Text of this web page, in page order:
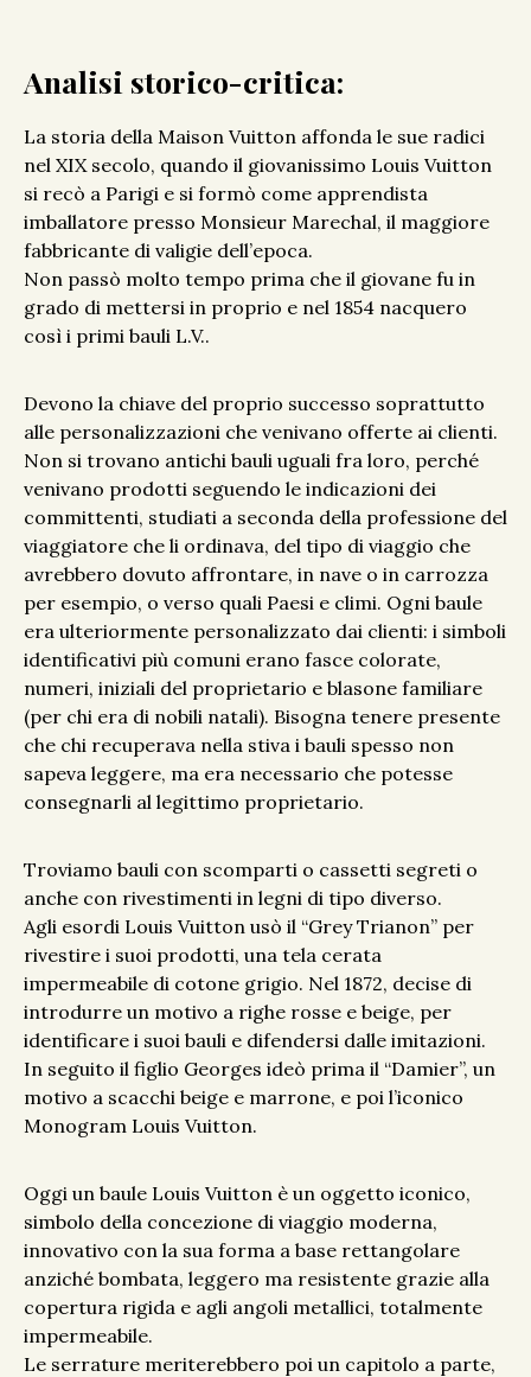
Analisi storico-critica:
La storia della Maison Vuitton affonda le sue radici
nel XIX secolo, quando il giovanissimo Louis Vuitton
si recò a Parigi e si formò come apprendista
imballatore presso Monsieur Marechal, il maggiore
fabbricante di valigie dell’epoca.
Non passò molto tempo prima che il giovane fu in
grado di mettersi in proprio e nel 1854 nacquero
così i primi bauli L.V..
Devono la chiave del proprio successo soprattutto
alle personalizzazioni che venivano offerte ai clienti.
Non si trovano antichi bauli uguali fra loro, perché
venivano prodotti seguendo le indicazioni dei
committenti, studiati a seconda della professione del
viaggiatore che li ordinava, del tipo di viaggio che
avrebbero dovuto affrontare, in nave o in carrozza
per esempio, o verso quali Paesi e climi. Ogni baule
era ulteriormente personalizzato dai clienti: i simboli
identificativi più comuni erano fasce colorate,
numeri, iniziali del proprietario e blasone familiare
(per chi era di nobili natali). Bisogna tenere presente
che chi recuperava nella stiva i bauli spesso non
sapeva leggere, ma era necessario che potesse
consegnarli al legittimo proprietario.
Troviamo bauli con scomparti o cassetti segreti o
anche con rivestimenti in legni di tipo diverso.
Agli esordi Louis Vuitton usò il “Grey Trianon” per
rivestire i suoi prodotti, una tela cerata
impermeabile di cotone grigio. Nel 1872, decise di
introdurre un motivo a righe rosse e beige, per
identificare i suoi bauli e difendersi dalle imitazioni.
In seguito il figlio Georges ideò prima il “Damier”, un
motivo a scacchi beige e marrone, e poi l’iconico
Monogram Louis Vuitton.
Oggi un baule Louis Vuitton è un oggetto iconico,
simbolo della concezione di viaggio moderna,
innovativo con la sua forma a base rettangolare
anziché bombata, leggero ma resistente grazie alla
copertura rigida e agli angoli metallici, totalmente
impermeabile.
Le serrature meriterebbero poi un capitolo a parte,